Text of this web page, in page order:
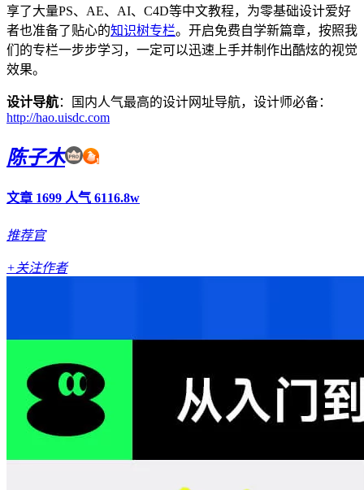
享了大量PS、AE、AI、C4D等中文教程，为零基础设计爱好
者也准备了贴心的知识树专栏。开启免费自学新篇章，按照我
们的专栏一步步学习，一定可以迅速上手并制作出酷炫的视觉
效果。
设计导航：国内人气最高的设计网址导航，设计师必备：
http://hao.uisdc.com
陈子木
文章 1699 人气 6116.8w
推荐官
+关注作者